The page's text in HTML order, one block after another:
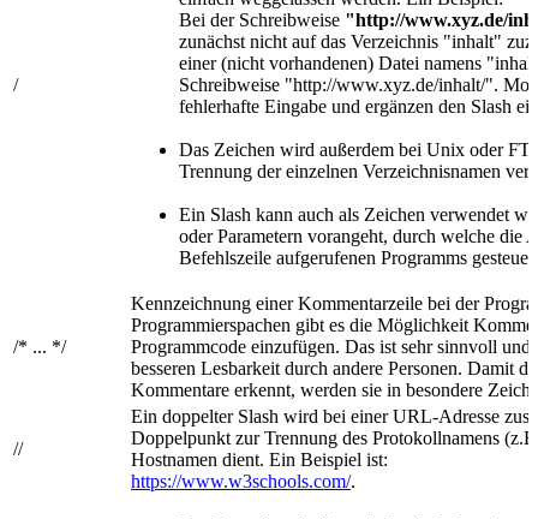
/
Bei der Schreibweise "http://www.xyz.de/
zunächst nicht auf das Verzeichnis "inhalt"
einer (nicht vorhandenen) Datei namens
Schreibweise "http://www.xyz.de/inhalt/".
fehlerhafte Eingabe und ergänzen den Slash
Das Zeichen wird außerdem bei Unix oder
Trennung der einzelnen Verzeichnisnamen
Ein Slash kann auch als Zeichen verwendet
oder Parametern vorangeht, durch welche die
Befehlszeile aufgerufenen Programms
/* ... */
Kennzeichnung einer Kommentarzeile bei der
Programmierspachen gibt es die Möglichkeit
Programmcode einzufügen. Das ist sehr sinnvoll
besseren Lesbarkeit durch andere Personen. Damit
Kommentare erkennt, werden sie in besondere
//
Ein doppelter Slash wird bei einer URL-Adresse
Doppelpunkt zur Trennung des Protokollnamens
Hostnamen dient. Ein Beispiel ist:
https://www.w3schools.com/.